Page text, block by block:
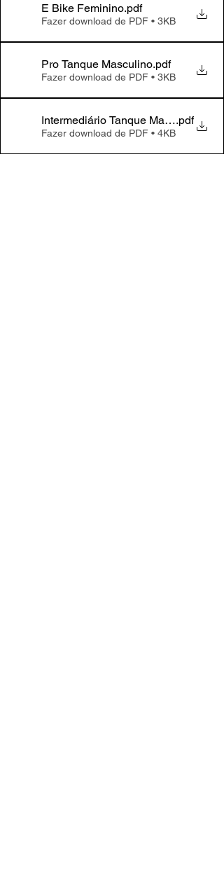
E Bike Feminino.pdf
Fazer download de PDF • 3KB
Pro Tanque Masculino.pdf
Fazer download de PDF • 3KB
Intermediário Tanque Masculino
.pdf
Fazer download de PDF • 4KB